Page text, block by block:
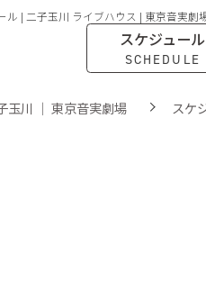
ル | 二子玉川 ライブハウス | 東京音実劇
スケジュール
SCHEDULE
川 ｜ 東京音実劇場 スケ